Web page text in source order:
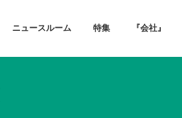
ニュースルーム 特集 『会社』